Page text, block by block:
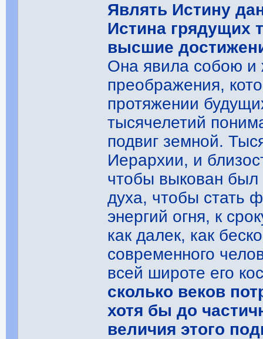
Являть Истину
Истина грядущих
высшие
Она явила собою и
преображения,
протяжении
тысячелетий
подвиг земной.
Иерархии, и
чтобы выкован
духа, чтобы стать
энергий огня, к
как далек, как
современного
всей широте его
сколько веков
хотя бы до
величия этого